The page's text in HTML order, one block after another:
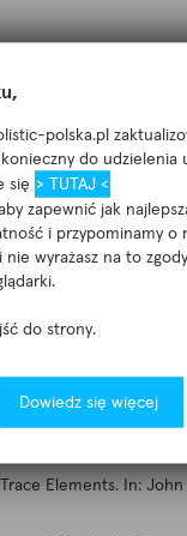
polska.pl
do udzielenia
się > TUTAJ <
zapewnić jak
i przypominamy
wyrażasz na to
do strony.
Dowiedz się więcej
for Health
and nutrients. No.
Overview
Elements. In: